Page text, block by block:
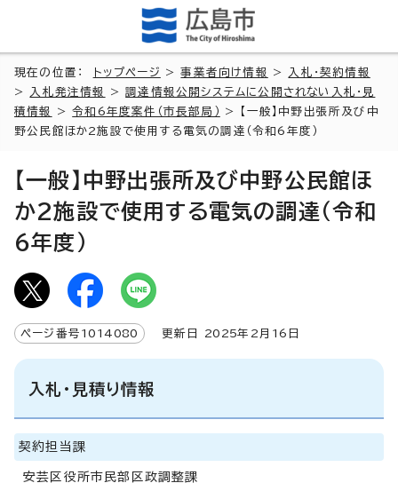
現在の位置： トップページ >事業者向け情報 >
入札・契約情報
>
入札発注情報 >調達情報公開システムに公開されない入札・見
積情報
>令和6年度案件（市長部局）
> 【一般】中野出張所及び中
野公民館ほか2施設で使用する電気の調達（令和6年度）
【一般】中野出張所及び中野公民館ほ
か2施設で使用する電気の調達（令和
6年度）
ページ番号 1014080 更新日 2025年2月 16 日
入札・見積り情報
契約担当課
安芸区役所市民部区政調整課